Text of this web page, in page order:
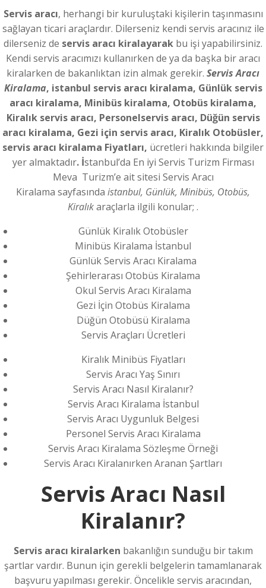
Servis aracı, herhangi bir kuruluştaki kişilerin taşınmasını
sağlayan ticari araçlardır. Dilerseniz kendi servis aracınız ile
dilerseniz de servis aracı kiralayarak bu işi yapabilirsiniz.
Kendi servis aracımızı kullanırken de ya da başka bir aracı
kiralarken de bakanlıktan izin almak gerekir. Servis Aracı
Kiralama, istanbul servis aracı kiralama, Günlük servis
aracı kiralama, Minibüs kiralama, Otobüs kiralama,
Kiralık servis aracı, Personelservis aracı, Düğün servis
aracı kiralama, Gezi için servis aracı, Kiralık Otobüsler,
servis aracı kiralama Fiyatları, ücretleri hakkında bilgiler
yer almaktadır. İstanbul’da En iyi Servis Turizm Firması
Meva Turizm’e ait sitesi Servis Aracı
Kiralama sayfasında istanbul, Günlük, Minibüs, Otobüs,
Kiralıkaraçlarla ilgili konular; .
Günlük Kiralık Otobüsler
Minibüs Kiralama İstanbul
Günlük Servis Aracı Kiralama
Şehirlerarası Otobüs Kiralama
Okul Servis Aracı Kiralama
Gezi İçin Otobüs Kiralama
Düğün Otobüsü Kiralama
Servis Araçları Ücretleri
Kiralık Minibüs Fiyatları
Servis Aracı Yaş Sınırı
Servis Aracı Nasıl Kiralanır?
Servis Aracı Kiralama İstanbul
Servis Aracı Uygunluk Belgesi
Personel Servis Aracı Kiralama
Servis Aracı Kiralama Sözleşme Örneği
Servis Aracı Kiralanırken Aranan Şartları
Servis Aracı Nasıl
Kiralanır?
Servis aracı kiralarken bakanlığın sunduğu bir takım
şartlar vardır. Bunun için gerekli belgelerin tamamlanarak
başvuru yapılması gerekir. Öncelikle servis aracından,